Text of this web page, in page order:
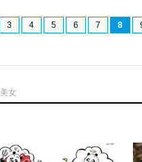
3 4 5 6 7 8
美女